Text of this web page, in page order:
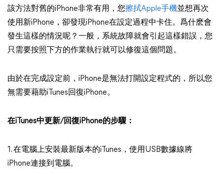
該方法對舊的iPhone非常有用，您擦拭Apple手機並想再次
使用新iPhone，卻發現iPhone在設定過程中卡住。爲什麽會
發生這樣的情況呢？一般，系統故障就會引起這樣錯誤，您
只需要按照下方的作業執行就可以修復這個問題。
由於在完成設定前，iPhone是無法打開設定程式的，所以您
無需要藉助iTunes回復iPhone。
在iTunes中更新/回復iPhone的步驟：
1. 在電腦上安裝最新版本的iTunes，使用USB數據線將
iPhone連接到電腦。